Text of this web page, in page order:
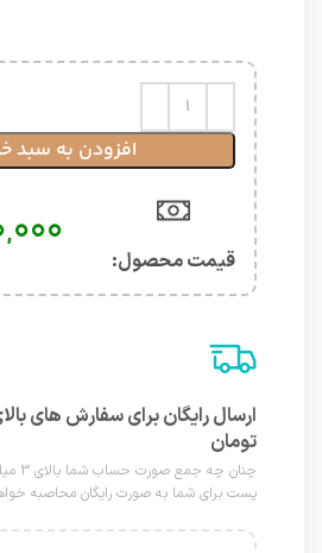
افزودن به سبد
قیمت محصول:​
تومان
چنان
پست برای شما به صورت رایگان محاصبه